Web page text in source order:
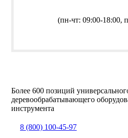
(пн-чт: 09:00-18:00,
Более 600 позиций
деревообрабатывающего
инструмента
8 (800) 100-45-97